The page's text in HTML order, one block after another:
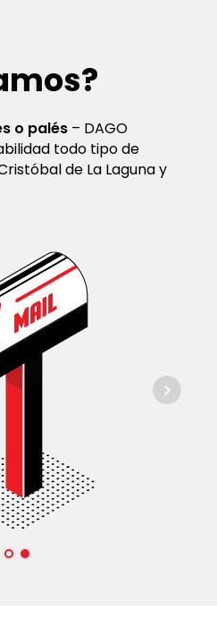
o palés – DAGO
todo tipo de
de La Laguna y